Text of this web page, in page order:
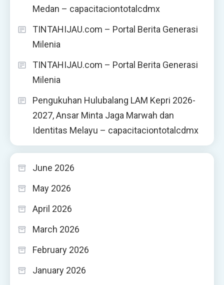
Medan – capacitaciontotalcdmx
TINTAHIJAU.com – Portal Berita Generasi
Milenia
TINTAHIJAU.com – Portal Berita Generasi
Milenia
Pengukuhan Hulubalang LAM Kepri 2026-
2027, Ansar Minta Jaga Marwah dan
Identitas Melayu – capacitaciontotalcdmx
June 2026
May 2026
April 2026
March 2026
February 2026
January 2026